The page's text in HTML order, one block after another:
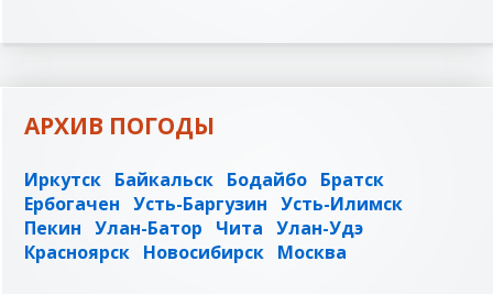
АРХИВ ПОГОДЫ
Иркутск Байкальск Бодайбо Братск
Ербогачен Усть-Баргузин Усть-Илимск
Пекин Улан-Батор Чита Улан-Удэ
Красноярск Новосибирск Москва